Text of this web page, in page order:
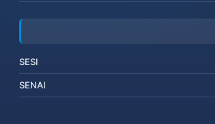
SESI
SENAI